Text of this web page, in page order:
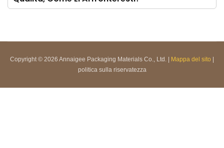
Copyright © 2026 Annaigee Packaging Materials Co., Ltd. | Mappa del sito
politica sulla riservatezza